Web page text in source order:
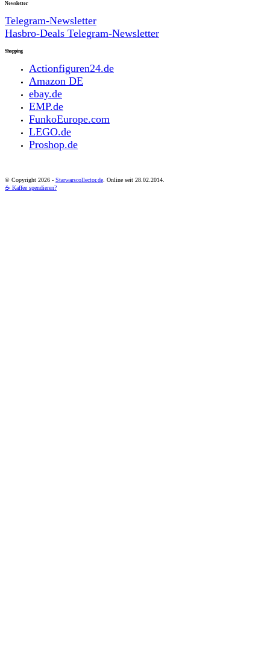
Newsletter
Telegram-Newsletter
Hasbro-Deals Telegram-Newsletter
Shopping
Actionfiguren24.de
Amazon DE
ebay.de
EMP.de
FunkoEurope.com
LEGO.de
Proshop.de
© Copyright 2026 - Starwarscollector.de . Online seit 28.02.2014.
☕ Kaffee spendieren?